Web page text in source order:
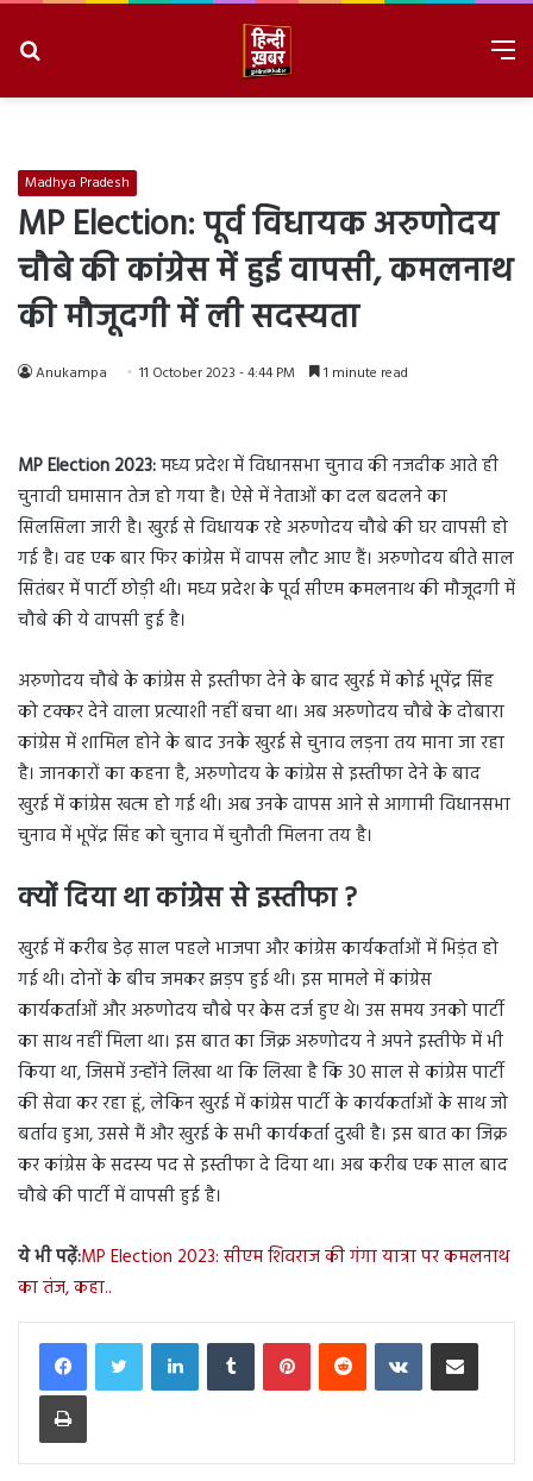
Madhya Pradesh
MP Election: पूर्व विधायक अरुणोदय
चौबे की कांग्रेस में हुई वापसी, कमलनाथ
की मौजूदगी में ली सदस्यता
Anukampa 11 October 2023 - 4:44 PM 1 minute read
MP Election 2023:मध्य प्रदेश में विधानसभा चुनाव की नजदीक आते ही
चुनावी घमासान तेज हो गया है। ऐसे में नेताओं का दल बदलने का
सिलसिला जारी है। खुरई से विधायक रहे अरुणोदय चौबे की घर वापसी हो
गई है। वह एक बार फिर कांग्रेस में वापस लौट आए हैं। अरुणोदय बीते साल
सितंबर में पार्टी छोड़ी थी। मध्य प्रदेश के पूर्व सीएम कमलनाथ की मौजूदगी में
चौबे की ये वापसी हुई है।
अरुणोदय चौबे के कांग्रेस से इस्तीफा देने के बाद खुरई में कोई भूपेंद्र सिंह
को टक्कर देने वाला प्रत्याशी नहीं बचा था। अब अरुणोदय चौबे के दोबारा
कांग्रेस में शामिल होने के बाद उनके खुरई से चुनाव लड़ना तय माना जा रहा
है। जानकारों का कहना है, अरुणोदय के कांग्रेस से इस्तीफा देने के बाद
खुरई में कांग्रेस खत्म हो गई थी। अब उनके वापस आने से आगामी विधानसभा
चुनाव में भूपेंद्र सिंह को चुनाव में चुनौती मिलना तय है।
क्यों दिया था कांग्रेस से इस्तीफा ?
खुरई में करीब डेढ़ साल पहले भाजपा और कांग्रेस कार्यकर्ताओं में भिड़ंत हो
गई थी। दोनों के बीच जमकर झड़प हुई थी। इस मामले में कांग्रेस
कार्यकर्ताओं और अरुणोदय चौबे पर केस दर्ज हुए थे। उस समय उनको पार्टी
का साथ नहीं मिला था। इस बात का जिक्र अरुणोदय ने अपने इस्तीफे में भी
किया था, जिसमें उन्होंने लिखा था कि लिखा है कि 30 साल से कांग्रेस पार्टी
की सेवा कर रहा हूं, लेकिन खुरई में कांग्रेस पार्टी के कार्यकर्ताओं के साथ जो
बर्ताव हुआ, उससे मैं और खुरई के सभी कार्यकर्ता दुखी है। इस बात का जिक्र
कर कांग्रेस के सदस्य पद से इस्तीफा दे दिया था। अब करीब एक साल बाद
चौबे की पार्टी में वापसी हुई है।
ये भी पढ़ें:MP Election 2023: सीएम शिवराज की गंगा यात्रा पर कमलनाथ
का तंज, कहा..
LinkedInTumblr PinterestReddit VKontakteShare via Email
Print